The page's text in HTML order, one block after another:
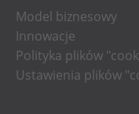
Model biznesowy
Innowacje
Polityka plików
Ustawienia plików